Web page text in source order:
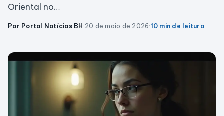
Oriental no…
Por Portal Notícias BH·20 de maio de 2026·10 min de leitura